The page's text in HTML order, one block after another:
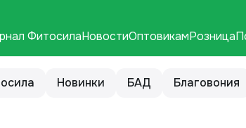
ФитосилаНовостиОптовикамРозница
Новинки БАД Благовония